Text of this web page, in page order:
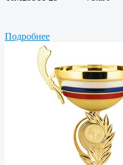
Подробнее